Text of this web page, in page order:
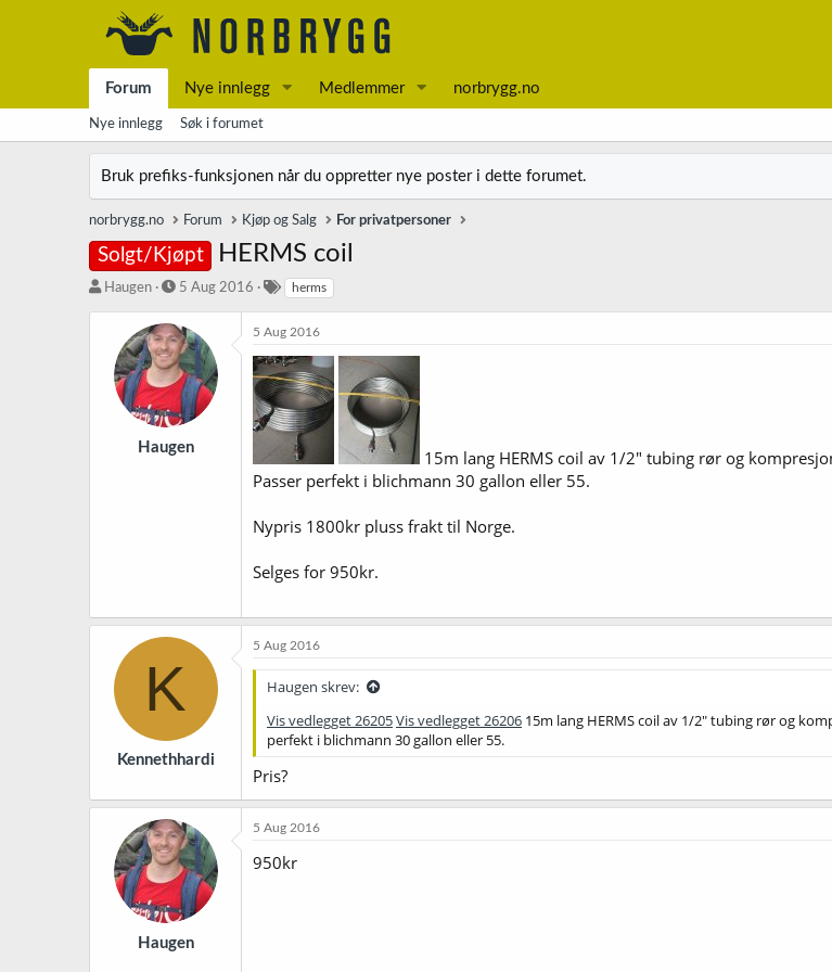
Forum Nye innlegg Medlemmer norbrygg.no
Nye innlegg Søk i forumet
Bruk prefiks-funksjonen når du oppretter nye poster i dette forumet.
norbrygg.no Forum Kjøp og Salg For privatpersoner
Solgt/Kjøpt HERMS coil
THaugen
S
a
r
t
d
a
t
o
5 Aug 2016
k
o
r
d
herms
Haugen
5 Aug 2016
15m lang HERMS coil av 1/2" tubing rør og
Passer perfekt i blichmann 30 gallon eller 55.
Nypris 1800kr pluss frakt til Norge.
Selges for 950kr.
K
Kennethhardi
5 Aug 2016
Haugen skrev:
Vis vedlegget 26205Vis vedlegget 26206 15m lang HERMS coil av 1/2" tubing rør og
perfekt i blichmann 30 gallon eller 55.
Pris?
Haugen
5 Aug 2016
950kr